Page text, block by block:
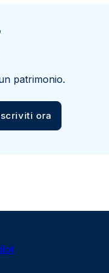
patrimonio.
ora